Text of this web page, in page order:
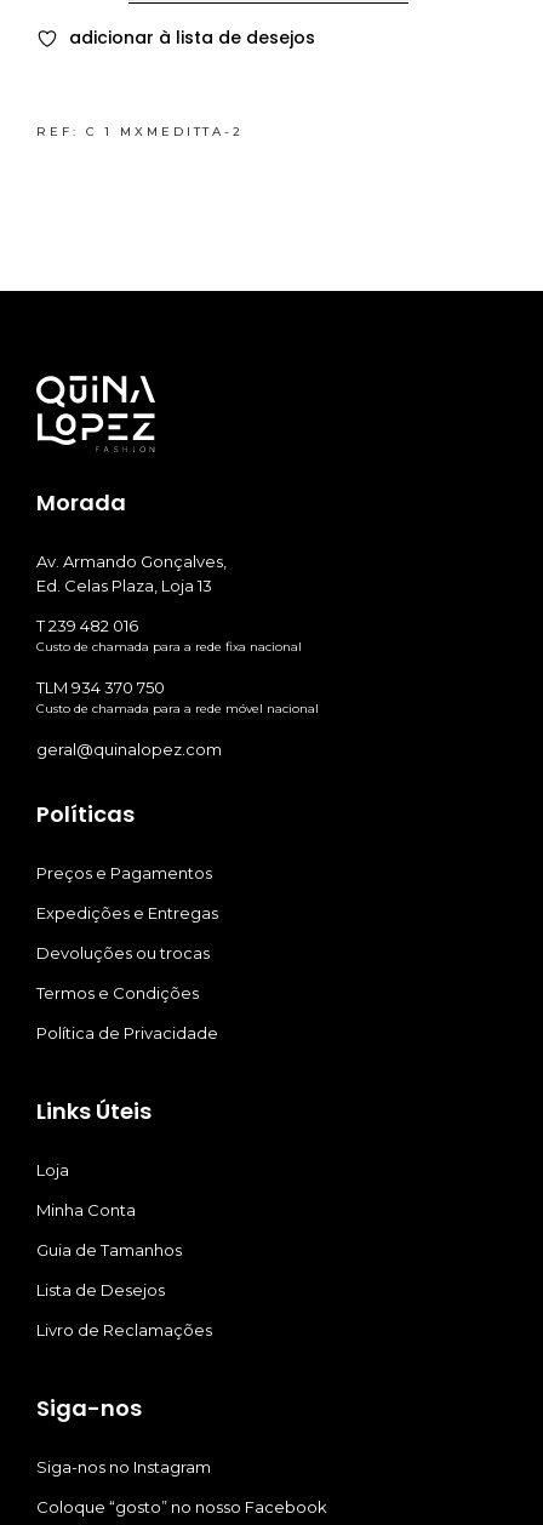
adicionar à lista de desejos
REF: C 1 MXMEDITTA-2
Morada
Av. Armando Gonçalves,
Ed. Celas Plaza, Loja 13
T 239 482 016
Custo de chamada para a rede fixa nacional
TLM 934 370 750
Custo de chamada para a rede móvel nacional
geral@quinalopez.com
Políticas
Preços e Pagamentos
Expedições e Entregas
Devoluções ou trocas
Termos e Condições
Política de Privacidade
Links Úteis
Loja
Minha Conta
Guia de Tamanhos
Lista de Desejos
Livro de Reclamações
Siga-nos
Siga-nos no Instagram
Coloque “gosto” no nosso Facebook